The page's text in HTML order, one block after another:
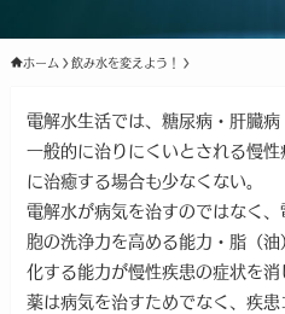
ホーム 飲み水を変えよう！
電解水生活では、糖尿病・肝臓
一般的に治りにくいとされる慢
に治癒する場合も少なくない。
電解水が病気を治すのではなく
胞の洗浄力を高める能力・脂（
化する能力が慢性疾患の症状を消
薬は病気を治すためでなく、疾